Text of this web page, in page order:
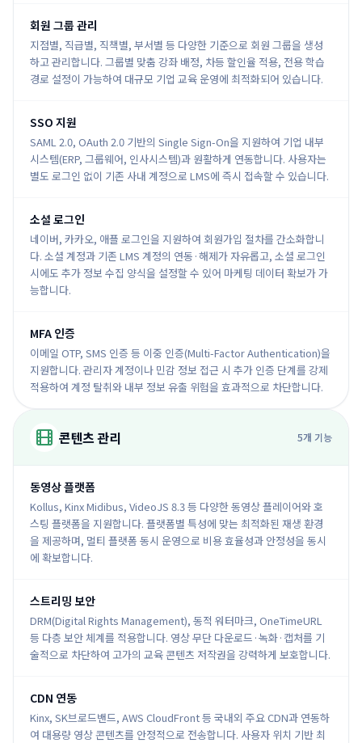
회원 그룹 관리
지점별, 직급별, 직책별, 부서별 등 다양한 기준으로 회원 그룹을 생성
하고 관리합니다. 그룹별 맞춤 강좌 배정, 차등 할인율 적용, 전용 학습
경로 설정이 가능하여 대규모 기업 교육 운영에 최적화되어 있습니다.
SSO 지원
SAML 2.0, OAuth 2.0 기반의 Single Sign-On을 지원하여 기업 내부
시스템(ERP, 그룹웨어, 인사시스템)과 원활하게 연동합니다. 사용자는
별도 로그인 없이 기존 사내 계정으로 LMS에 즉시 접속할 수 있습니다.
소셜 로그인
네이버, 카카오, 애플 로그인을 지원하여 회원가입 절차를 간소화합니
다. 소셜 계정과 기존 LMS 계정의 연동·해제가 자유롭고, 소셜 로그인
시에도 추가 정보 수집 양식을 설정할 수 있어 마케팅 데이터 확보가 가
능합니다.
MFA 인증
이메일 OTP, SMS 인증 등 이중 인증(Multi-Factor Authentication)을
지원합니다. 관리자 계정이나 민감 정보 접근 시 추가 인증 단계를 강제
적용하여 계정 탈취와 내부 정보 유출 위험을 효과적으로 차단합니다.
콘텐츠 관리 5개 기능
동영상 플랫폼
Kollus, Kinx Midibus, VideoJS 8.3 등 다양한 동영상 플레이어와 호
스팅 플랫폼을 지원합니다. 플랫폼별 특성에 맞는 최적화된 재생 환경
을 제공하며, 멀티 플랫폼 동시 운영으로 비용 효율성과 안정성을 동시
에 확보합니다.
스트리밍 보안
DRM(Digital Rights Management), 동적 워터마크, OneTimeURL
등 다층 보안 체계를 적용합니다. 영상 무단 다운로드·녹화·캡처를 기
술적으로 차단하여 고가의 교육 콘텐츠 저작권을 강력하게 보호합니다.
CDN 연동
Kinx, SK브로드밴드, AWS CloudFront 등 국내외 주요 CDN과 연동하
여 대용량 영상 콘텐츠를 안정적으로 전송합니다. 사용자 위치 기반 최